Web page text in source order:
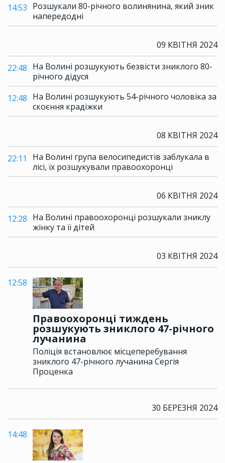
14:53 Розшукали 80-річного волинянина, який зник
напередодні
09 КВІТНЯ 2024
22:48 На Волині розшукують безвісти зниклого 80-
річного дідуся
12:48 На Волині розшукують 54-річного чоловіка за
скоєння крадіжки
08 КВІТНЯ 2024
22:11
На Волині група велосипедистів заблукала в
лісі, їх розшукували правоохоронці
06 КВІТНЯ 2024
12:28 На Волині правоохоронці розшукали зниклу
жінку та її дітей
03 КВІТНЯ 2024
12:58
Правоохоронці тиждень
розшукують зниклого 47-річного
лучанина
Поліція встановлює місцеперебування
зниклого 47-річного лучанина Сергія
Проценка
30 БЕРЕЗНЯ 2024
14:48